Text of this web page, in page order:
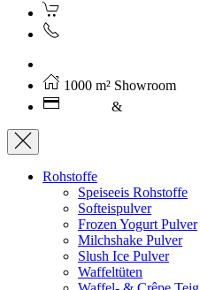
1000 m² Showroom
&
Rohstoffe
Speiseeis Rohstoffe
Softeispulver
Frozen Yogurt Pulver
Milchshake Pulver
Slush Ice Pulver
Waffeltüten